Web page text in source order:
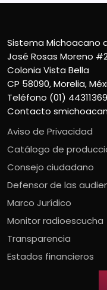
Sistema Michoacano
José Rosas Moreno
Colonia Vista Bella
CP 58090, Morelia,
Teléfono (01)
Contacto
Aviso de Privacidad
Catálogo de
Consejo ciudadano
Defensor de las
Marco Jurídico
Monitor radioescucha
Transparencia
Estados financieros